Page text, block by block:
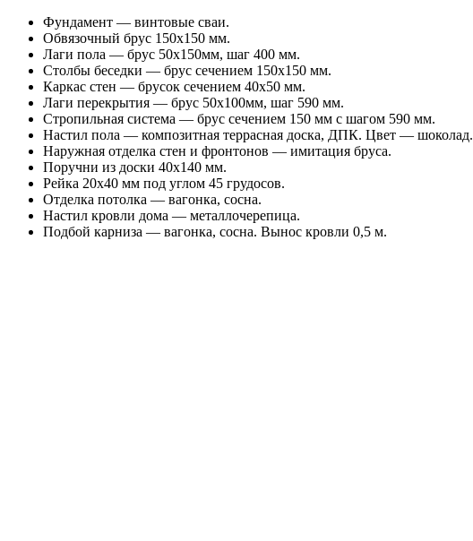
Фундамент — винтовые сваи.
Обвязочный брус 150х150 мм.
Лаги пола — брус 50х150мм, шаг 400 мм.
Столбы беседки — брус сечением 150х150 мм.
Каркас стен — брусок сечением 40х50 мм.
Лаги перекрытия — брус 50х100мм, шаг 590 мм.
Стропильная система — брус сечением 150 мм с шагом 590 мм.
Настил пола — композитная террасная доска, ДПК. Цвет — шоколад.
Наружная отделка стен и фронтонов — имитация бруса.
Поручни из доски 40х140 мм.
Рейка 20х40 мм под углом 45 грудосов.
Отделка потолка — вагонка, сосна.
Настил кровли дома — металлочерепица.
Подбой карниза — вагонка, сосна. Вынос кровли 0,5 м.